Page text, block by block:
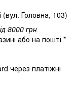
(вул. Головна, 103)
8000 грн
або на пошті *
через платіжні